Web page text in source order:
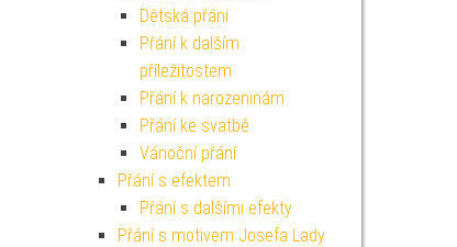
Dětská přání
Přání k dalším
příležitostem
Přání k narozeninám
Přání ke svatbě
Vánoční přání
Přání s efektem
Přání s dalšími efekty
Přání s motivem Josefa Lady